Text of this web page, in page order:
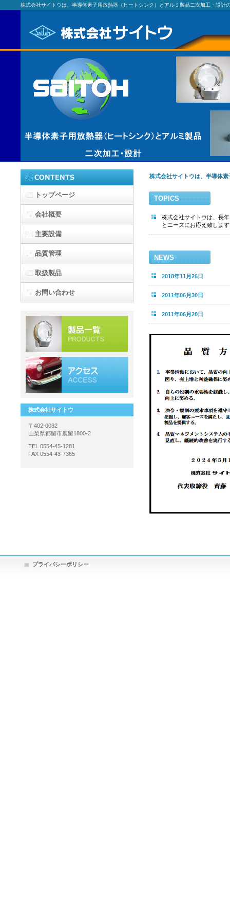
株式会社サイトウは、半導体素子用放熱器（ヒートシンク）とアルミ製品二次加工・設計
株式会社サイトウは、半導体
TOPICS
株式会社サイトウは、長
とニーズにお応え致しま
NEWS
2018年11月26日
2011年06月30日
2011年06月20日
トップページ
会社概要
主要設備
品質管理
取扱製品
お問い合わせ
株式会社サイトウ
〒402-0032
山梨県都留市鹿留1800-2
TEL 0554-45-1281
FAX 0554-43-7365
プライバシーポリシー